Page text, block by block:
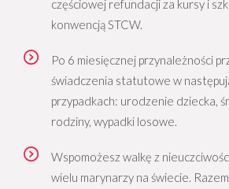
częściowej refundacji za kursy i
konwencją STCW.
Po 6 miesięcznej przynależności
świadczenia statutowe w
przypadkach: urodzenie dziecka,
rodziny, wypadki losowe.
Wspomożesz walkę z
wielu marynarzy na świecie.